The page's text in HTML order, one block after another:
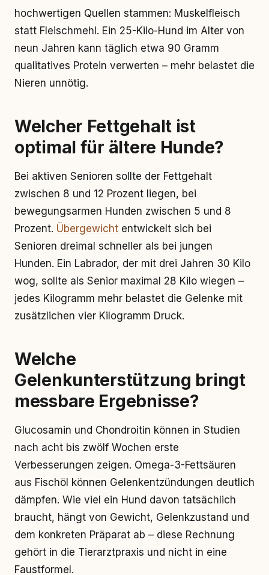
hochwertigen Quellen stammen: Muskelfleisch
statt Fleischmehl. Ein 25-Kilo-Hund im Alter von
neun Jahren kann täglich etwa 90 Gramm
qualitatives Protein verwerten – mehr belastet die
Nieren unnötig.
Welcher Fettgehalt ist
optimal für ältere Hunde?
Bei aktiven Senioren sollte der Fettgehalt
zwischen 8 und 12 Prozent liegen, bei
bewegungsarmen Hunden zwischen 5 und 8
Prozent. Übergewicht entwickelt sich bei
Senioren dreimal schneller als bei jungen
Hunden. Ein Labrador, der mit drei Jahren 30 Kilo
wog, sollte als Senior maximal 28 Kilo wiegen –
jedes Kilogramm mehr belastet die Gelenke mit
zusätzlichen vier Kilogramm Druck.
Welche
Gelenkunterstützung bringt
messbare Ergebnisse?
Glucosamin und Chondroitin können in Studien
nach acht bis zwölf Wochen erste
Verbesserungen zeigen. Omega-3-Fettsäuren
aus Fischöl können Gelenkentzündungen deutlich
dämpfen. Wie viel ein Hund davon tatsächlich
braucht, hängt von Gewicht, Gelenkzustand und
dem konkreten Präparat ab – diese Rechnung
gehört in die Tierarztpraxis und nicht in eine
Faustformel.